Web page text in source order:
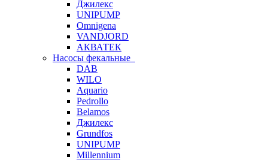
Джилекс
UNIPUMP
Omnigena
VANDJORD
АКВАТЕК
Насосы фекальные
DAB
WILO
Aquario
Pedrollo
Belamos
Джилекс
Grundfos
UNIPUMP
Millennium